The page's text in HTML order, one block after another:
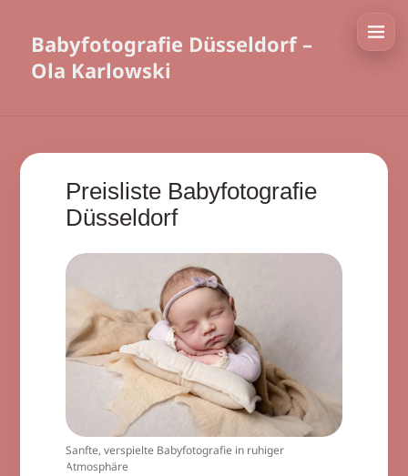
Babyfotografie Düsseldorf –
Ola Karlowski
Preisliste Babyfotografie
Düsseldorf
Sanfte, verspielte Babyfotografie in ruhiger
Atmosphäre